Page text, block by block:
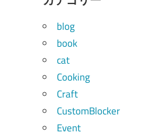
blog
book
cat
Cooking
Craft
CustomBlocker
Event